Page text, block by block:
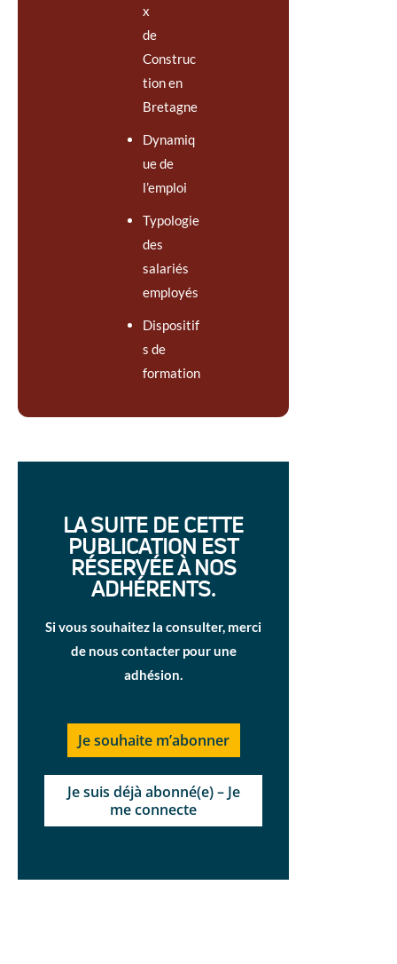
x
de
Construc
tion en
Bretagne
Dynamiq
ue de
l’emploi
Typologie
des
salariés
employés
Dispositif
s de
formation
LA SUITE DE CETTE
PUBLICATION EST
RÉSERVÉE À NOS
ADHÉRENTS.
Si vous souhaitez la consulter, merci
de nous contacter pour une
adhésion.
Je souhaite m’abonner
Je suis déjà abonné(e) – Je
me connecte